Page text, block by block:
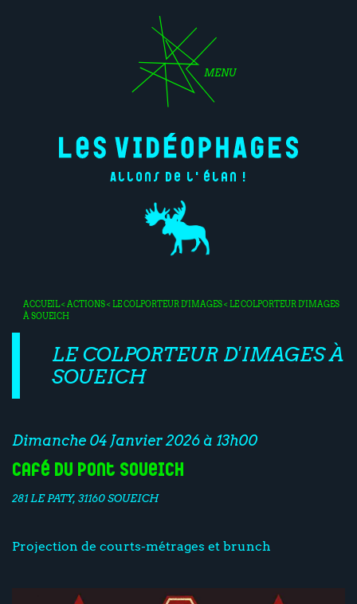
MENU
Allons de l'élan !
ACCUEIL<ACTIONS< LE COLPORTEUR D'IMAGES< LE COLPORTEUR D'IMAGES
À SOUEICH
LE COLPORTEUR D'IMAGES À
SOUEICH
Dimanche 04 Janvier 2026 à 13h00
Café du Pont Soueich
281 LE PATY, 31160 SOUEICH
Projection de courts-métrages et brunch